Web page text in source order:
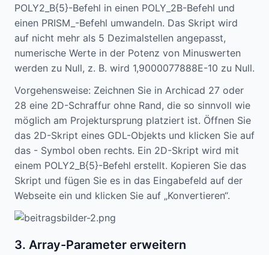
POLY2_B{5}-Befehl in einen POLY_2B-Befehl und
einen PRISM_-Befehl umwandeln. Das Skript wird
auf nicht mehr als 5 Dezimalstellen angepasst,
numerische Werte in der Potenz von Minuswerten
werden zu Null, z. B. wird 1,9000077888E-10 zu Null.
Vorgehensweise: Zeichnen Sie in Archicad 27 oder
28 eine 2D-Schraffur ohne Rand, die so sinnvoll wie
möglich am Projektursprung platziert ist. Öffnen Sie
das 2D-Skript eines GDL-Objekts und klicken Sie auf
das - Symbol oben rechts. Ein 2D-Skript wird mit
einem POLY2_B{5}-Befehl erstellt. Kopieren Sie das
Skript und fügen Sie es in das Eingabefeld auf der
Webseite ein und klicken Sie auf „Konvertieren“.
3. Array-Parameter erweitern